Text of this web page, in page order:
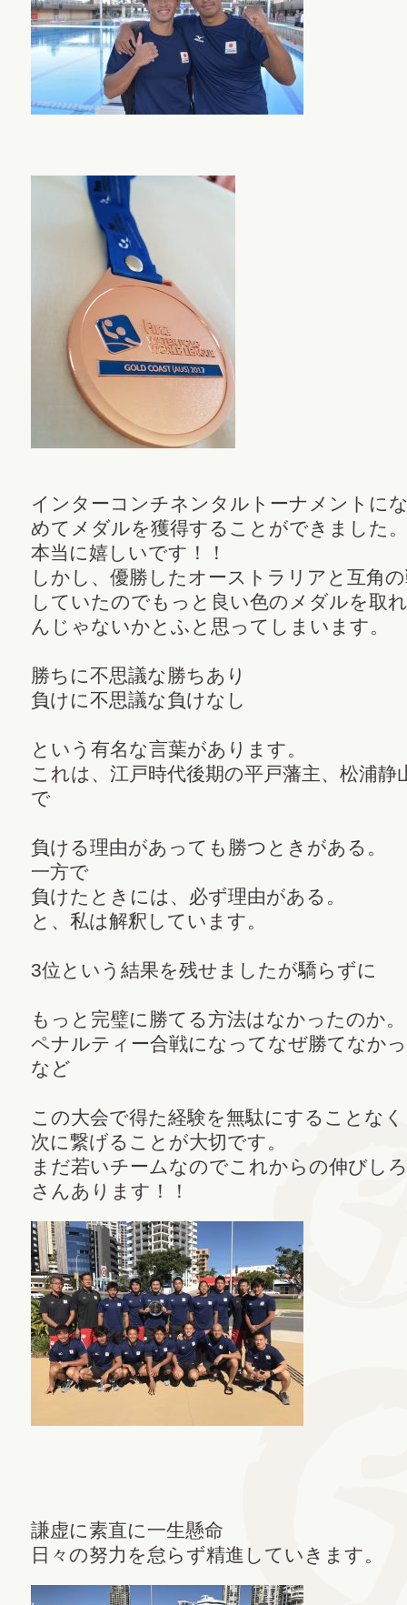
インターコンチネンタルトーナメントに
めてメダルを獲得することができました。
本当に嬉しいです！！
しかし、優勝したオーストラリアと互角
していたのでもっと良い色のメダルを取
んじゃないかとふと思ってしまいます。
勝ちに不思議な勝ちあり
負けに不思議な負けなし
という有名な言葉があります。
これは、江戸時代後期の平戸藩主、松浦静
で
負ける理由があっても勝つときがある。
一方で
負けたときには、必ず理由がある。
と、私は解釈しています。
3位という結果を残せましたが驕らずに
もっと完璧に勝てる方法はなかったのか。
ペナルティー合戦になってなぜ勝てなか
など
この大会で得た経験を無駄にすることなく
次に繋げることが大切です。
まだ若いチームなのでこれからの伸びし
さんあります！！
謙虚に素直に一生懸命
日々の努力を怠らず精進していきます。